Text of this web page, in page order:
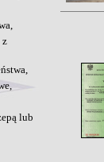
z
lub